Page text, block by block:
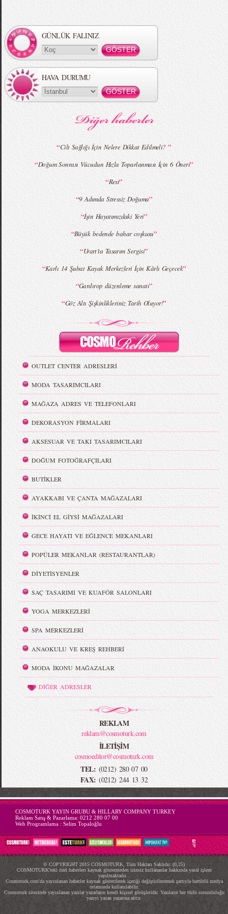
MBFWI - Gülçin Çengel 2015 Yaz
MBFWI - Zeynep Erdoğan 2015 Yaz
MBFWI - Giray Sepin 2015 Yaz Koleksiyonu MBFWI - Burçe Bekrek 2015 Yaz Koleksiyonu
GÜNLÜK FALINIZ
HAVA DURUMU
“Cilt Sağlığı İçin Nelere Dikkat Edilmeli?”
“Doğum Sonrası Vücudun Hızla Toparlanması İçin 6 Öneri”
“Rest”
“9 Adımda Stressiz Doğuma”
“İşin Hayatımızdaki Yeri”
“Büyük bedende bahar coşkusu”
“Urart’ta Tasarım Sergisi”
“Karlı 14 Şubat Kayak Merkezleri İçin Kârlı Geçecek”
“Gardırop düzenleme sanatı”
“Göz Altı Şişkinlikleriniz Tarih Oluyor!”
OUTLET CENTER ADRESLERİ
MODA TASARIMCILARI
MAĞAZA ADRES VE TELEFONLARI
DEKORASYON FİRMALARI
AKSESUAR VE TAKI TASARIMCILARI
DOĞUM FOTOĞRAFÇILARI
BUTİKLER
AYAKKABI VE ÇANTA MAĞAZALARI
İKİNCİ EL GİYSİ MAĞAZALARI
GECE HAYATI VE EĞLENCE MEKANLARI
POPÜLER MEKANLAR (RESTAURANTLAR)
DİYETİSYENLER
SAÇ TASARIMI VE KUAFÖR SALONLARI
YOGA MERKEZLERİ
SPA MERKEZLERİ
ANAOKULU VE KREŞ REHBERİ
MODA İKONU MAĞAZALAR
DİĞER ADRESLER
REKLAM
reklam@cosmoturk.com
İLETİŞİM
cosmoeditor@cosmoturk.com
TEL: (0212) 280 07 00
FAX: (0212) 244 13 32
-->
COSMOTURK YAYIN GRUBU & HILLARY COMPANY TURKEY
Reklam Satış & Pazarlama: 0212 280 07 00
Web Programlama : Selim Topaloğlu
© COPYRIGHT 2015 COSMOTURK, Tüm Hakları Saklıdır. (0,25)
COSMOTURK'teki özel haberleri kaynak göstermeden izinsiz kullananlar hakkında yasal işlem
yapılmaktadır...
Cosmoturk.com'da yayınlanan haberler kaynak gösterilerek içeriği değiştirilmemek şartıyla hertürlü medya
ortamında kullanılabilir.
Cosmoturk sitesinde yayınlanan yazılar yazarların kendi kişisel görüşleridir. Yazıların her türlü sorumluluğu
yazıyı yazan yazarına aittir.